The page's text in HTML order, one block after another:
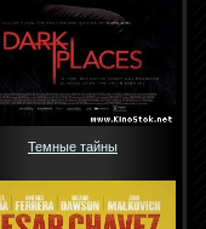
Темные тайны